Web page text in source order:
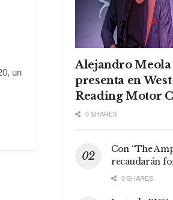
un
Alejandro Meola
presenta en West
Reading Motor
0 SHARES
Con “The
recaudarán
0 SHARES